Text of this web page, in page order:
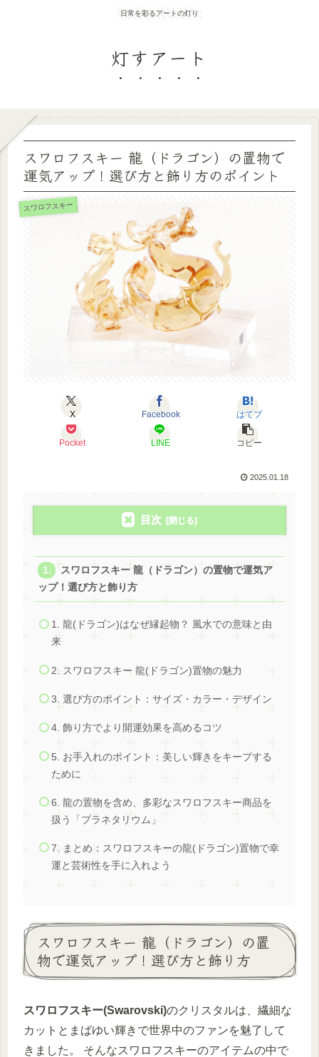
日常を彩るアートの灯り
灯すアート
スワロフスキー 龍（ドラゴン）の置物で
運気アップ！選び方と飾り方のポイント
スワロフスキー
X Facebook はてブ
Pocket LINE コピー
2025.01.18
目次
スワロフスキー 龍（ドラゴン）の置物で運気ア
ップ！選び方と飾り方
1. 龍(ドラゴン)はなぜ縁起物？ 風水での意味と由
来
2. スワロフスキー 龍(ドラゴン)置物の魅力
3. 選び方のポイント：サイズ・カラー・デザイン
4. 飾り方でより開運効果を高めるコツ
5. お手入れのポイント：美しい輝きをキープする
ために
6. 龍の置物を含め、多彩なスワロフスキー商品を
扱う「プラネタリウム」
7. まとめ：スワロフスキーの龍(ドラゴン)置物で幸
運と芸術性を手に入れよう
スワロフスキー 龍（ドラゴン）の置
物で運気アップ！選び方と飾り方
スワロフスキー(Swarovski)のクリスタルは、繊細な
カットとまばゆい輝きで世界中のファンを魅了して
きました。 そんなスワロフスキーのアイテムの中で